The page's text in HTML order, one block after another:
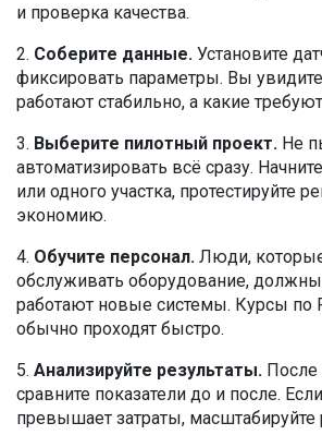
и проверка качества.
2. Соберите данные. Установите
фиксировать параметры. Вы
работают стабильно, а какие
3. Выберите пилотный проект. Не
автоматизировать всё сразу.
или одного участка, протестируйте
экономию.
4. Обучите персонал. Люди,
обслуживать оборудование, должны
работают новые системы. Курсы по
обычно проходят быстро.
5. Анализируйте результаты. После
сравните показатели до и после.
превышает затраты,